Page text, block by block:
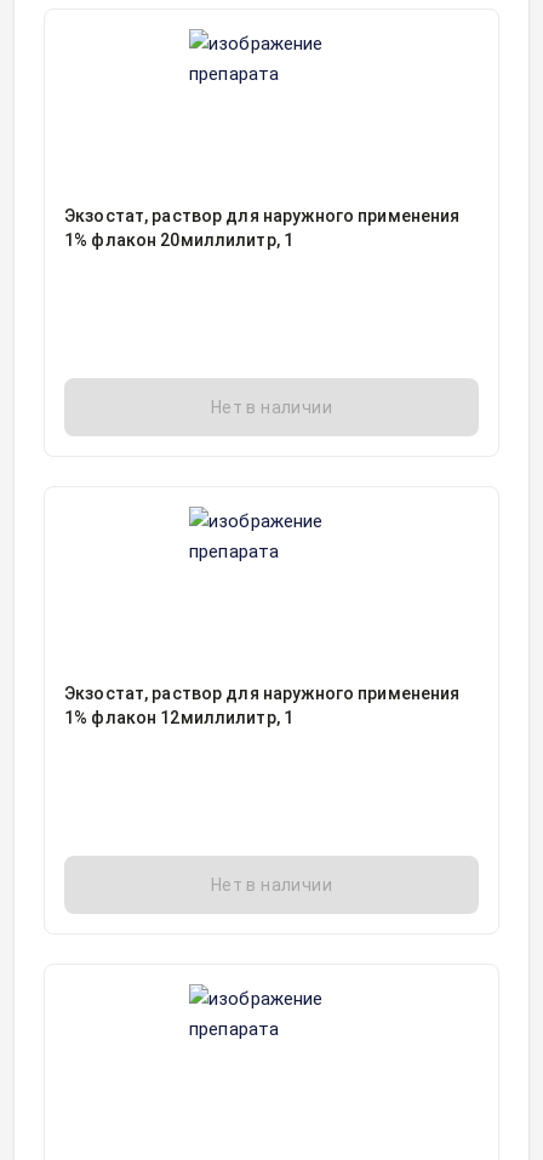
Экзостат, раствор для наружного применения
1% флакон 20миллилитр, 1
Нет в наличии
Экзостат, раствор для наружного применения
1% флакон 12миллилитр, 1
Нет в наличии